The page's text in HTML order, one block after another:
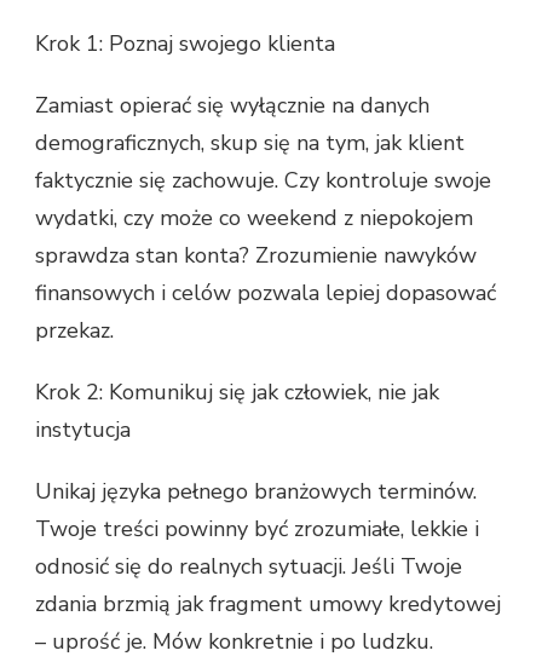
Krok 1: Poznaj swojego klienta
Zamiast opierać się wyłącznie na danych
demograficznych, skup się na tym, jak klient
faktycznie się zachowuje. Czy kontroluje swoje
wydatki, czy może co weekend z niepokojem
sprawdza stan konta? Zrozumienie nawyków
finansowych i celów pozwala lepiej dopasować
przekaz.
Krok 2: Komunikuj się jak człowiek, nie jak
instytucja
Unikaj języka pełnego branżowych terminów.
Twoje treści powinny być zrozumiałe, lekkie i
odnosić się do realnych sytuacji. Jeśli Twoje
zdania brzmią jak fragment umowy kredytowej
– uprość je. Mów konkretnie i po ludzku.